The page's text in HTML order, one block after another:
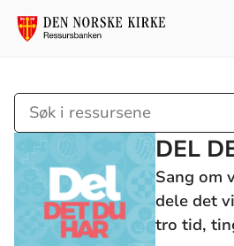
Søk
i
ressursene
DEL
Sang om
dele det
tro tid,